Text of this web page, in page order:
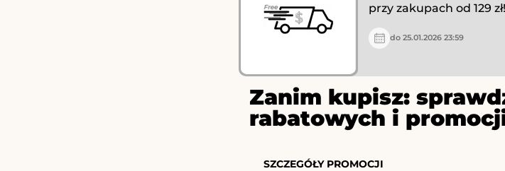
przy zakupach od 129 zł!
do 25.01.2026 23:59
Zanim kupisz:
rabatowych i
SZCZEGÓŁY PROMOCJI